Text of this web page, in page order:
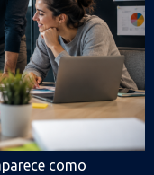
como